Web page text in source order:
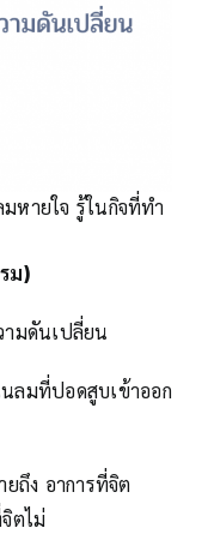
หายใจ รู้ในกิจที่ทำ
ม)
ามดันเปลี่ยน
ลมที่ปอดสูบเข้าออก
ถึง อาการที่จิต
ตไม่